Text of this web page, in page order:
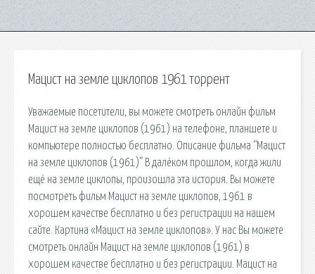
Мацист на земле циклопов 1961 торрент
Уважаемые посетители, вы можете смотреть онлайн фильм
Мацист на земле циклопов (1961) на телефоне, планшете и
компьютере полностью бесплатно. Описание фильма “Мацист
на земле циклопов (1961)” В далёком прошлом, когда жили
ещё на земле циклопы, произошла эта история. Вы можете
посмотреть фильм Мацист на земле циклопов, 1961 в
хорошем качестве бесплатно и без регистрации на нашем
сайте. Картина «Мацист на земле циклопов». У нас Вы можете
смотреть онлайн Мацист на земле циклопов (1961) в
хорошем качестве бесплатно и без регистрации. Мацист на